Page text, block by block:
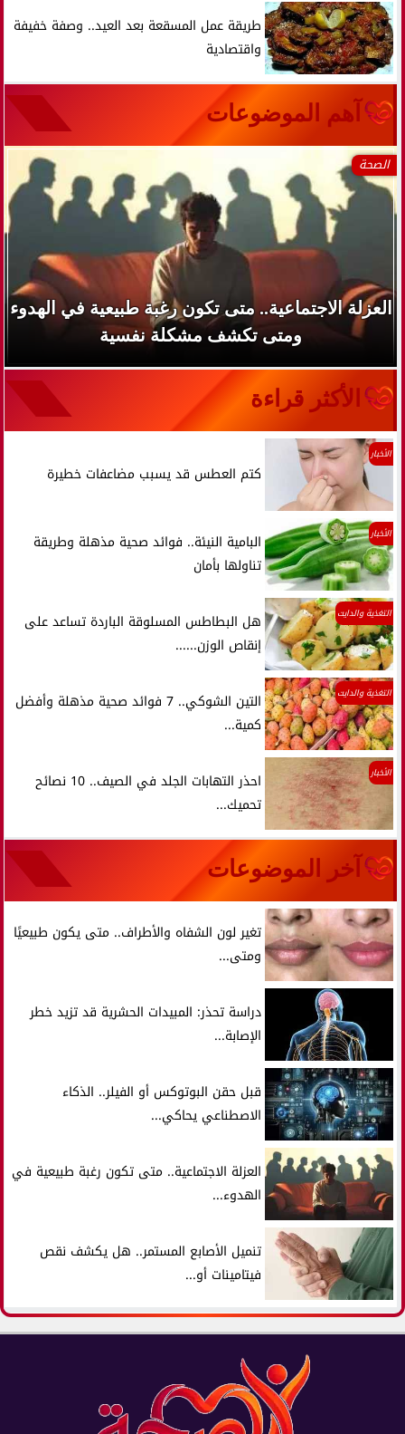
طريقة عمل المسقعة بعد العيد.. وصفة خفيفة
واقتصادية
آهم الموضوعات
الصحة
العزلة الاجتماعية.. متى تكون رغبة طبيعية في الهدوء
ومتى تكشف مشكلة نفسية
الأكثر قراءة
الأخبار
كتم العطس قد يسبب مضاعفات خطيرة
الأخبار
البامية النيئة.. فوائد صحية مذهلة وطريقة
تناولها بأمان
التغذية والدايت
هل البطاطس المسلوقة الباردة تساعد على
إنقاص الوزن......
التغذية والدايت
التين الشوكي.. 7 فوائد صحية مذهلة وأفضل
كمية...
الأخبار
احذر التهابات الجلد في الصيف.. 10 نصائح
تحميك...
آخر الموضوعات
تغير لون الشفاه والأطراف.. متى يكون طبيعيًا
ومتى...
دراسة تحذر: المبيدات الحشرية قد تزيد خطر
الإصابة...
قبل حقن البوتوكس أو الفيلر.. الذكاء
الاصطناعي يحاكي...
العزلة الاجتماعية.. متى تكون رغبة طبيعية في
الهدوء...
تنميل الأصابع المستمر.. هل يكشف نقص
فيتامينات أو...